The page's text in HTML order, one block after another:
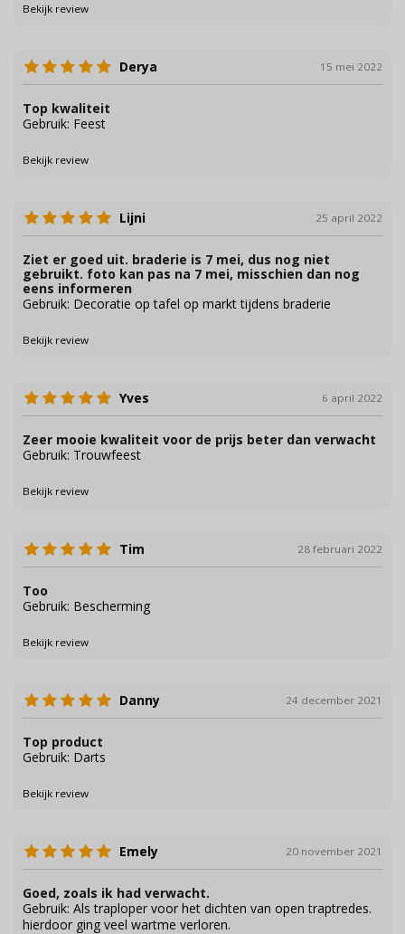
Bekijk review
Derya 15 mei 2022
Top kwaliteit
Gebruik: Feest
Bekijk review
Lijni 25 april 2022
Ziet er goed uit. braderie is 7 mei, dus nog niet
gebruikt. foto kan pas na 7 mei, misschien dan nog
eens informeren
Gebruik: Decoratie op tafel op markt tijdens braderie
Bekijk review
Yves 6 april 2022
Zeer mooie kwaliteit voor de prijs beter dan verwacht
Gebruik: Trouwfeest
Bekijk review
Tim 28 februari 2022
Too
Gebruik: Bescherming
Bekijk review
Danny 24 december 2021
Top product
Gebruik: Darts
Bekijk review
Emely 20 november 2021
Goed, zoals ik had verwacht.
Gebruik: Als traploper voor het dichten van open traptredes.
hierdoor ging veel wartme verloren.